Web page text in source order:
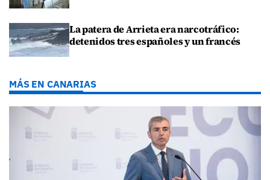
La patera de Arrieta era narcotráfico:
detenidos tres españoles y un francés
MÁS EN CANARIAS